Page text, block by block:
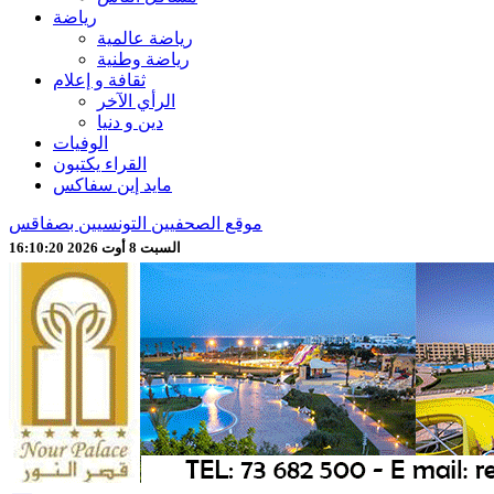
رياضة
رياضة عالمية
رياضة وطنية
ثقافة و إعلام
الرأي الآخر
دين و دنيا
الوفيات
القراء يكتبون
مايد إين سفاكس
موقع الصحفيين التونسيين بصفاقس
السبت 8 أوت 2026 16:10:22